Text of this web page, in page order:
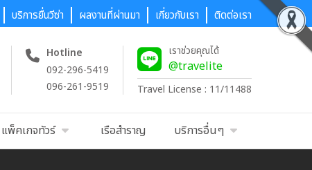
บริการยื่นวีซ่า ผลงานที่ผ่านมา เกี่ยวกับเรา ติดต่อเรา
Hotline
092-296-5419
096-261-9519
เราช่วยคุณได้
@travelite
Travel License : 11/11488
แพ็คเกจทัวร์ เรือสำราญ บริการอื่นๆ